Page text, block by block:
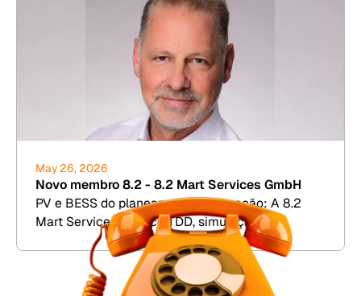
May 26, 2026
Novo membro 8.2 - 8.2 Mart Services GmbH
PV e BESS do planeamento à operação: A 8.2
Mart Services oferece TDD, simulação de
rendimento e gestão comercial de instalações.